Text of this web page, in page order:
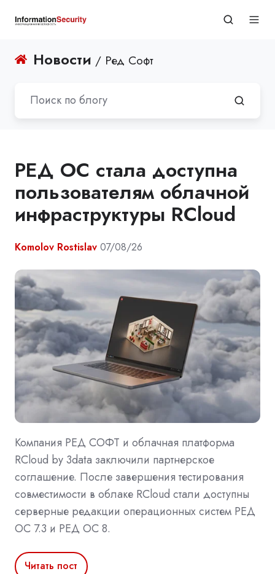
Новости / Ред Софт
РЕД ОС стала доступна
пользователям облачной
инфраструктуры RCloud
Komolov Rostislav 07/08/26
Компания РЕД СОФТ и облачная платформа
RCloud by 3data заключили партнерское
соглашение. После завершения тестирования
совместимости в облаке RCloud стали доступны
серверные редакции операционных систем РЕД
ОС 7.3 и РЕД ОС 8.
Читать пост